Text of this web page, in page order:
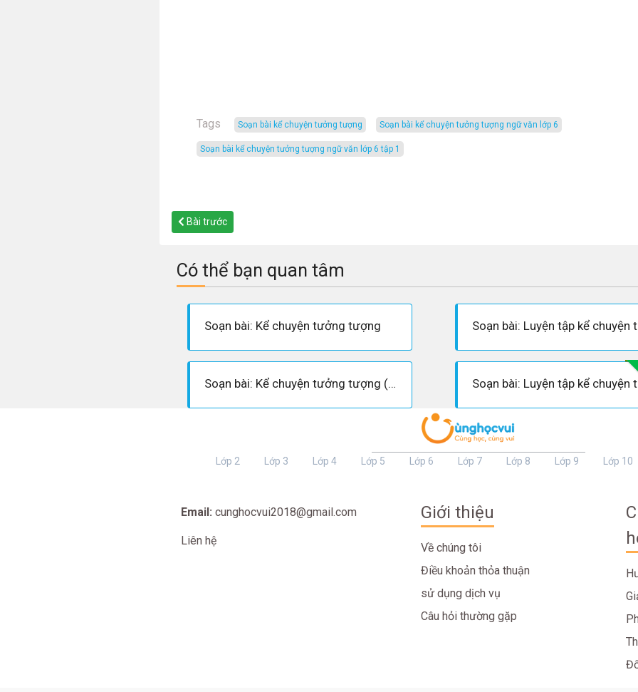
Tags soạn bài kể chuyện tưởng tượng soạn bài kể chuyện tưởng tượng ngữ văn lớp 6
soạn bài kể chuyện tưởng tượng ngữ văn lớp 6 tập 1
Bài trước
Có thể bạn quan tâm
Soạn bài: Kể chuyện tưởng tượng
Soạn bài: Kể chuyện tưởng tượng (siêu ngắn)
Lớp 2 Lớp 3 Lớp 4 Lớp 5 Lớp 6 Lớp 7 Lớp 8 Lớp 9 Lớp 10
Email: cunghocvui2018@gmail.com
Liên hệ
Giới thiệu
Về chúng tôi
Điều khoản thỏa thuận
sử dụng dịch vụ
Câu hỏi thường gặp